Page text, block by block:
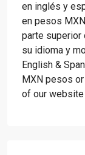
en inglés y
en pesos
parte superior
su idioma y
English &
MXN pesos
of our website